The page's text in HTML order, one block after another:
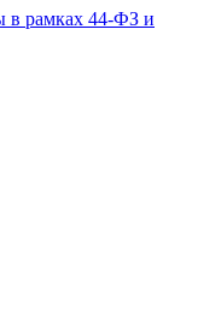
в рамках 44-ФЗ и